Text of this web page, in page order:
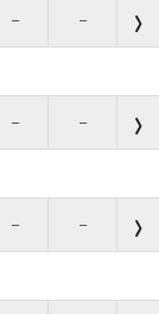
– –
– –
– –